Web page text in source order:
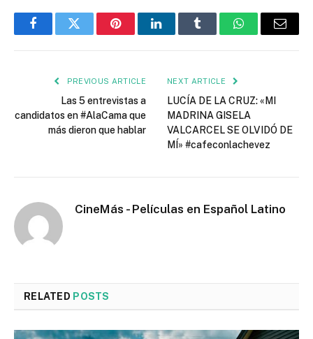
FacebookTwitter PinterestLinkedInTumblr WhatsAppEmail
PREVIOUS ARTICLE
Las 5 entrevistas a
candidatos en #AlaCama que
más dieron que hablar
NEXT ARTICLE
LUCÍA DE LA CRUZ: «MI
MADRINA GISELA
VALCARCEL SE OLVIDÓ DE
MÍ» #cafeconlachevez
CineMás - Películas en Español Latino
RELATED POSTS